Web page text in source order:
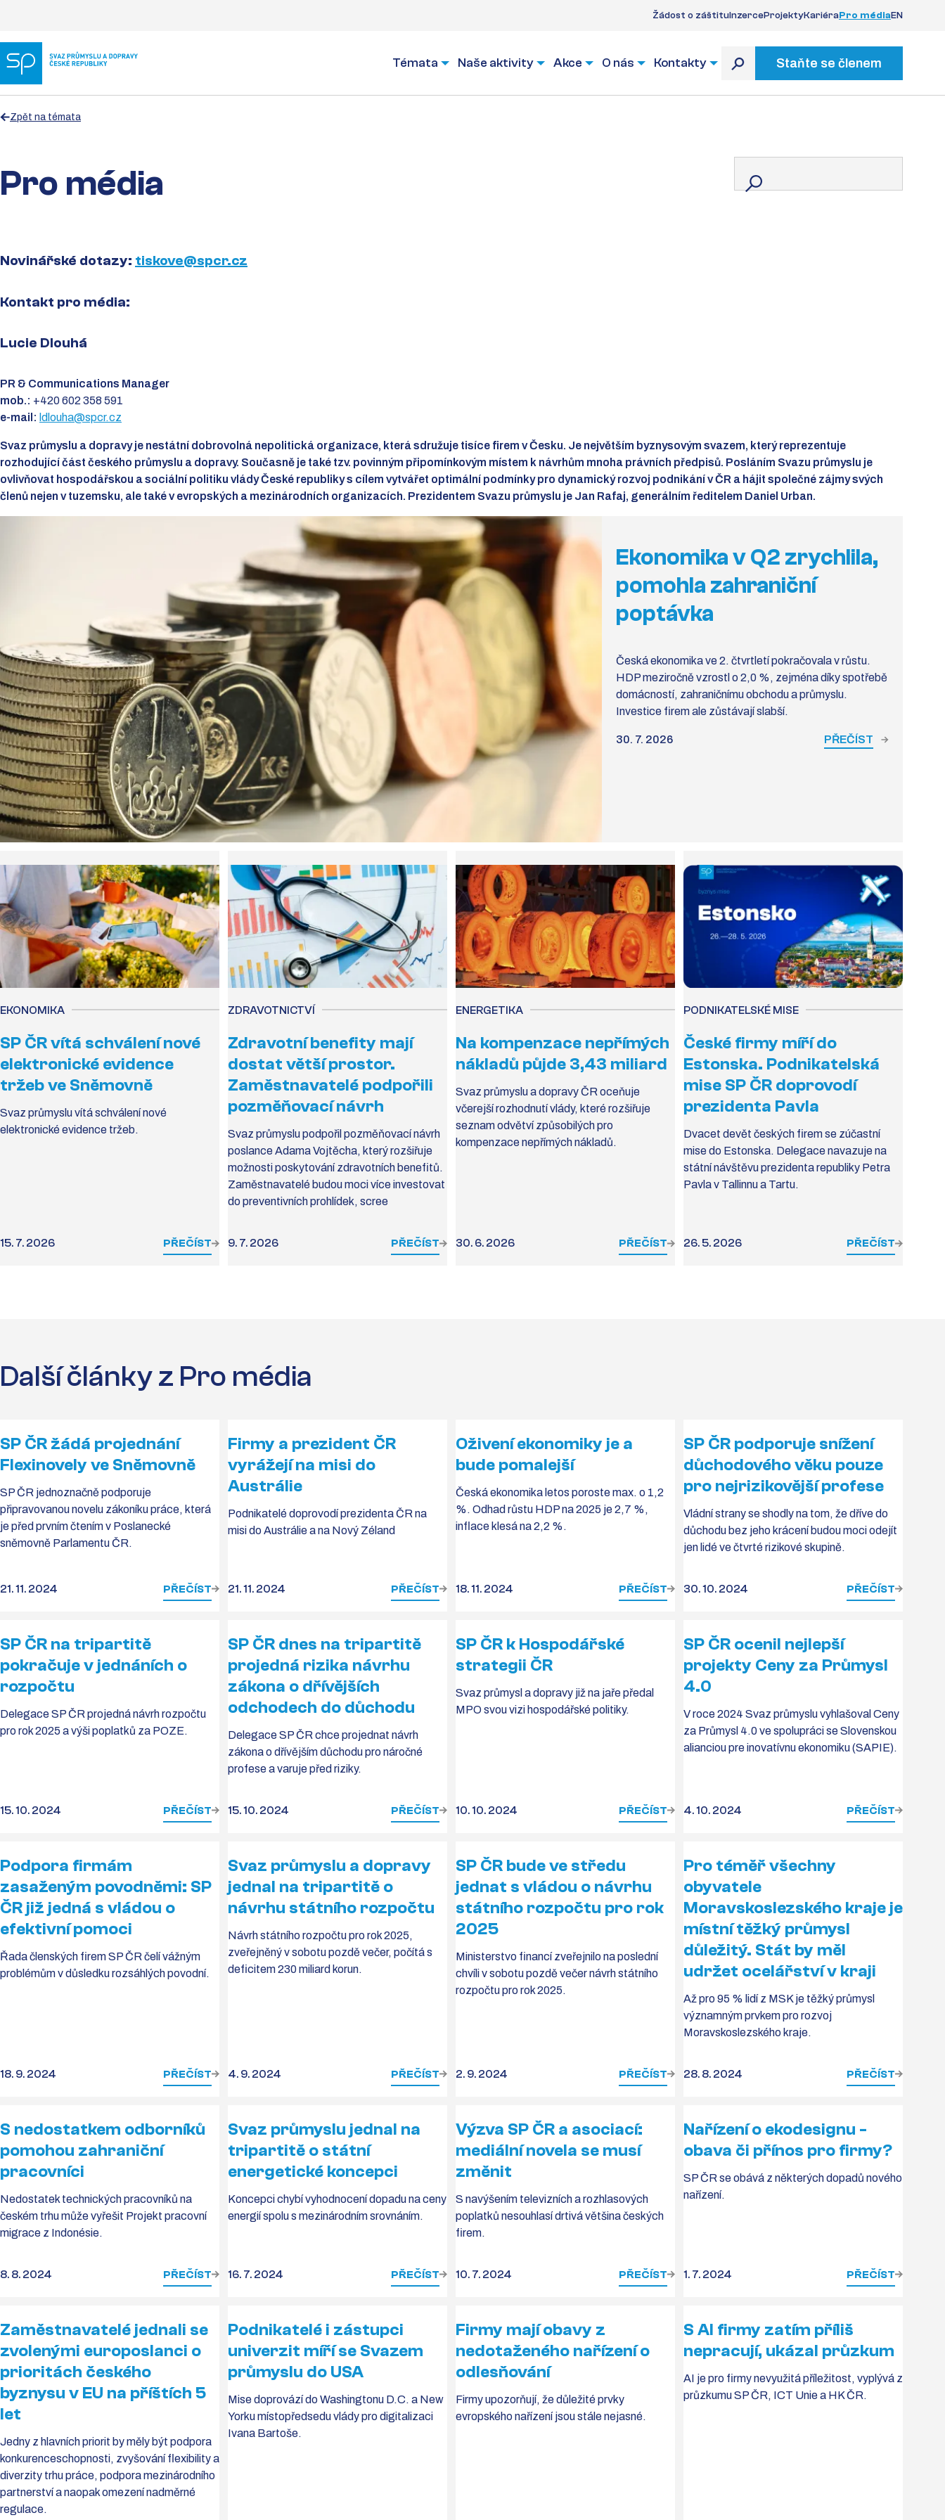
Žádost o záštituInzerceProjektyKariéraPro médiaEN
Témata Naše aktivity Akce O nás Kontakty Staňte se členem
Zpět na témata
Pro média
Novinářské dotazy: tiskove@spcr.cz
Kontakt pro média:
Lucie Dlouhá
PR & Communications Manager
mob.: +420602 358 591
e-mail: ldlouha@spcr.cz
Svaz průmyslu a dopravy je nestátní dobrovolná nepolitická organizace, která sdružuje tisíce firem v Česku. Je největším byznysovým svazem, který reprezentuje
rozhodující část českého průmyslu a dopravy. Současně je také tzv. povinným připomínkovým místem k návrhům mnoha právních předpisů. Posláním Svazu průmyslu je
ovlivňovat hospodářskou a sociální politiku vlády České republiky s cílem vytvářet optimální podmínky pro dynamický rozvoj podnikání v ČR a hájit společné zájmy svých
členů nejen v tuzemsku, ale také v evropských a mezinárodních organizacích. Prezidentem Svazu průmyslu je Jan Rafaj, generálním ředitelem Daniel Urban.
Ekonomika v Q2 zrychlila,
pomohla zahraniční
poptávka
Česká ekonomika ve 2. čtvrtletí pokračovala v růstu.
HDP meziročně vzrostl o 2,0 %, zejména díky spotřebě
domácností, zahraničnímu obchodu a průmyslu.
Investice firem ale zůstávají slabší.
30. 7. 2026 PŘEČÍST
EKONOMIKA
SP ČR vítá schválení nové
elektronické evidence
tržeb ve Sněmovně
Svaz průmyslu vítá schválení nové
elektronické evidence tržeb.
15. 7. 2026 PŘEČÍST
ZDRAVOTNICTVÍ
Zdravotní benefity mají
dostat větší prostor.
Zaměstnavatelé podpořili
pozměňovací návrh
Svaz průmyslu podpořil pozměňovací návrh
poslance Adama Vojtěcha, který rozšiřuje
možnosti poskytování zdravotních benefitů.
Zaměstnavatelé budou moci více investovat
do preventivních prohlídek, scree
9. 7. 2026 PŘEČÍST
ENERGETIKA
Na kompenzace nepřímých
nákladů půjde 3,43 miliard
Svaz průmyslu a dopravy ČR oceňuje
včerejší rozhodnutí vlády, které rozšiřuje
seznam odvětví způsobilých pro
kompenzace nepřímých nákladů.
30. 6. 2026 PŘEČÍST
PODNIKATELSKÉ MISE
České firmy míří do
Estonska. Podnikatelská
mise SP ČR doprovodí
prezidenta Pavla
Dvacet devět českých firem se zúčastní
mise do Estonska. Delegace navazuje na
státní návštěvu prezidenta republiky Petra
Pavla v Tallinnu a Tartu.
26. 5. 2026 PŘEČÍST
Další články z Pro média
SP ČR žádá projednání
Flexinovely ve Sněmovně
SP ČR jednoznačně podporuje
připravovanou novelu zákoníku práce, která
je před prvním čtením v Poslanecké
sněmovně Parlamentu ČR.
21. 11. 2024 PŘEČÍST
Firmy a prezident ČR
vyrážejí na misi do
Austrálie
Podnikatelé doprovodí prezidenta ČR na
misi do Austrálie a na Nový Zéland
21. 11. 2024 PŘEČÍST
Oživení ekonomiky je a
bude pomalejší
Česká ekonomika letos poroste max. o 1,2
%. Odhad růstu HDP na 2025 je 2,7 %,
inflace klesá na 2,2 %.
18. 11. 2024 PŘEČÍST
SP ČR podporuje snížení
důchodového věku pouze
pro nejrizikovější profese
Vládní strany se shodly na tom, že dříve do
důchodu bez jeho krácení budou moci odejít
jen lidé ve čtvrté rizikové skupině.
30. 10. 2024 PŘEČÍST
SP ČR na tripartitě
pokračuje v jednáních o
rozpočtu
Delegace SP ČR projedná návrh rozpočtu
pro rok 2025 a výši poplatků za POZE.
15. 10. 2024 PŘEČÍST
SP ČR dnes na tripartitě
projedná rizika návrhu
zákona o dřívějších
odchodech do důchodu
Delegace SP ČR chce projednat návrh
zákona o dřívějším důchodu pro náročné
profese a varuje před riziky.
15. 10. 2024 PŘEČÍST
SP ČR k Hospodářské
strategii ČR
Svaz průmysl a dopravy již na jaře předal
MPO svou vizi hospodářské politiky.
10. 10. 2024 PŘEČÍST
SP ČR ocenil nejlepší
projekty Ceny za Průmysl
4.0
V roce 2024 Svaz průmyslu vyhlašoval Ceny
za Průmysl 4.0 ve spolupráci se Slovenskou
alianciou pre inovatívnu ekonomiku (SAPIE).
4. 10. 2024 PŘEČÍST
Podpora firmám
zasaženým povodněmi: SP
ČR již jedná s vládou o
efektivní pomoci
Řada členských firem SP ČR čelí vážným
problémům v důsledku rozsáhlých povodní.
18. 9. 2024 PŘEČÍST
Svaz průmyslu a dopravy
jednal na tripartitě o
návrhu státního rozpočtu
Návrh státního rozpočtu pro rok 2025,
zveřejněný v sobotu pozdě večer, počítá s
deficitem 230 miliard korun.
4. 9. 2024 PŘEČÍST
SP ČR bude ve středu
jednat s vládou o návrhu
státního rozpočtu pro rok
2025
Ministerstvo financí zveřejnilo na poslední
chvíli v sobotu pozdě večer návrh státního
rozpočtu pro rok 2025.
2. 9. 2024 PŘEČÍST
Pro téměř všechny
obyvatele
Moravskoslezského kraje je
místní těžký průmysl
důležitý. Stát by měl
udržet ocelářství v kraji
Až pro 95 % lidí z MSK je těžký průmysl
významným prvkem pro rozvoj
Moravskoslezského kraje.
28. 8. 2024 PŘEČÍST
S nedostatkem odborníků
pomohou zahraniční
pracovníci
Nedostatek technických pracovníků na
českém trhu může vyřešit Projekt pracovní
migrace z Indonésie.
8. 8. 2024 PŘEČÍST
Svaz průmyslu jednal na
tripartitě o státní
energetické koncepci
Koncepci chybí vyhodnocení dopadu na ceny
energií spolu s mezinárodním srovnáním.
16. 7. 2024 PŘEČÍST
Výzva SP ČR a asociací:
mediální novela se musí
změnit
S navýšením televizních a rozhlasových
poplatků nesouhlasí drtivá většina českých
firem.
10. 7. 2024 PŘEČÍST
Nařízení o ekodesignu -
obava či přínos pro firmy?
SP ČR se obává z některých dopadů nového
nařízení.
1. 7. 2024 PŘEČÍST
Zaměstnavatelé jednali se
zvolenými europoslanci o
prioritách českého
byznysu v EU na příštích 5
let
Jedny z hlavních priorit by měly být podpora
konkurenceschopnosti, zvyšování flexibility a
diverzity trhu práce, podpora mezinárodního
partnerství a naopak omezení nadměrné
regulace.
Podnikatelé i zástupci
univerzit míří se Svazem
průmyslu do USA
Mise doprovází do Washingtonu D.C. a New
Yorku místopředsedu vlády pro digitalizaci
Ivana Bartoše.
Firmy mají obavy z
nedotaženého nařízení o
odlesňování
Firmy upozorňují, že důležité prvky
evropského nařízení jsou stále nejasné.
S AI firmy zatím příliš
nepracují, ukázal průzkum
AI je pro firmy nevyužitá příležitost, vyplývá z
průzkumu SP ČR, ICT Unie a HK ČR.